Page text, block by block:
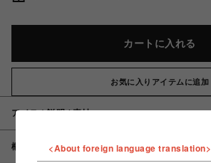
カートに入れる
お気に入りアイテムに追加
アイテム説明 / 素材
概要 <About foreign language translation>